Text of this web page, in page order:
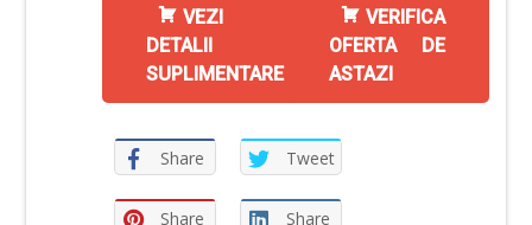
VEZI
DETALII
SUPLIMENTARE
VERIFICA
OFERTA DE
ASTAZI
Share Tweet
Share Share